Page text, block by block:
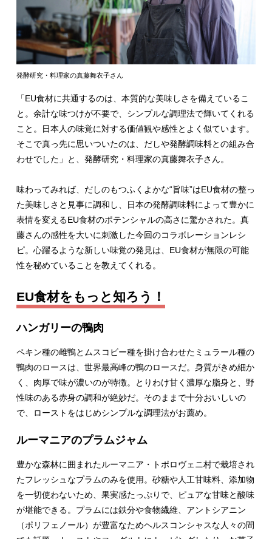
発酵研究・料理家の真藤舞衣子さん
「EU食材に共通するのは、本質的な美味しさを備えているこ
と。余計な味つけが不要で、シンプルな調理法で輝いてくれる
こと。日本人の味覚に対する価値観や感性とよく似ています。
そこで真っ先に思いついたのは、だしや発酵調味料との組み合
わせでした」と、発酵研究・料理家の真藤舞衣子さん。
味わってみれば、だしのもつふくよかな“旨味”はEU食材の整っ
た美味しさと見事に調和し、日本の発酵調味料によって豊かに
表情を変えるEU食材のポテンシャルの高さに驚かされた。真
藤さんの感性を大いに刺激した今回のコラボレーションレシ
ピ。心躍るような新しい味覚の発見は、EU食材が無限の可能
性を秘めていることを教えてくれる。
EU食材をもっと知ろう！
ハンガリーの鴨肉
ペキン種の雌鴨とムスコビー種を掛け合わせたミュラール種の
鴨肉のロースは、世界最高峰の鴨のロースだ。身質がきめ細か
く、肉厚で味が濃いのが特徴。とりわけ甘く濃厚な脂身と、野
性味のある赤身の調和が絶妙だ。そのままで十分おいしいの
で、ローストをはじめシンプルな調理法がお薦め。
ルーマニアのプラムジャム
豊かな森林に囲まれたルーマニア・トポロヴェニ村で栽培され
たフレッシュなプラムのみを使用。砂糖や人工甘味料、添加物
を一切使わないため、果実感たっぷりで、ピュアな甘味と酸味
が堪能できる。プラムには鉄分や食物繊維、アントシアニン
（ポリフェノール）が豊富なためヘルスコンシャスな人々の間